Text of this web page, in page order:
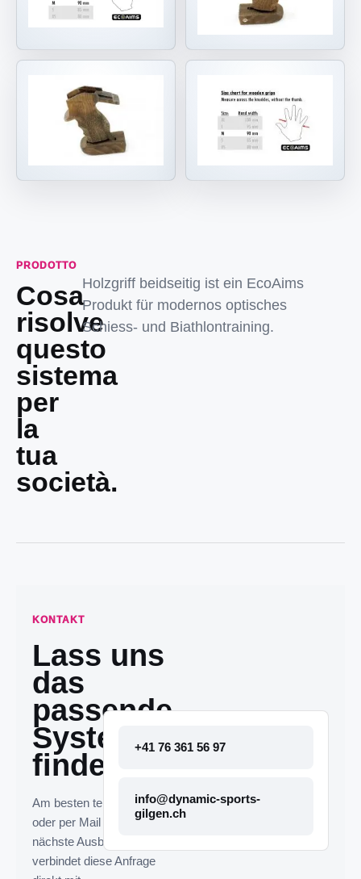
PRODOTTO
Cosa
risolve
questo
sistema
per
la
tua
società.
Holzgriff beidseitig ist ein EcoAims
Produkt für modernos optisches
Schiess- und Biathlontraining.
KONTAKT
Lass uns
das
passende
System
finden.
Am besten telefonisch
oder per Mail melden. Die
nächste Ausbaustufe
verbindet diese Anfrage
+41 76 361 56 97
info@dynamic-sports-
gilgen.ch